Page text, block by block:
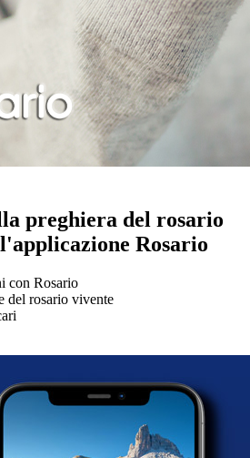
preghiera del rosario
l'applicazione Rosario
con Rosario
del rosario vivente